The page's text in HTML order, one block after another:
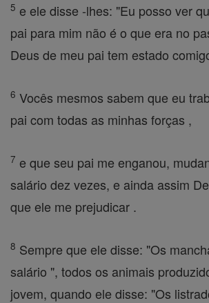
5 e ele disse -lhes: "Eu posso ver
pai para mim não é o que era no
Deus de meu pai tem estado
6 Vocês mesmos sabem que eu
pai com todas as minhas forças ,
7 e que seu pai me enganou,
salário dez vezes, e ainda assim
que ele me prejudicar .
8 Sempre que ele disse: "Os
salário ", todos os animais
jovem, quando ele disse: "Os